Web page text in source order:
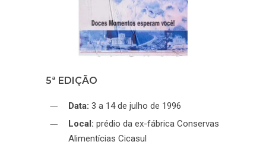
5ª EDIÇÃO
Data: 3 a 14 de julho de 1996
Local: prédio da ex-fábrica Conservas
Alimentícias Cicasul